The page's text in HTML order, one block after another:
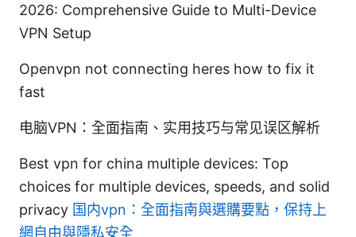
2026: Comprehensive Guide to Multi-Device
VPN Setup
Openvpn not connecting heres how to fix it
fast
电脑VPN：全面指南、实用技巧与常见误区解析
Best vpn for china multiple devices: Top
choices for multiple devices, speeds, and solid
privacy 国内vpn：全面指南與選購要點，保持上
網自由與隱私安全